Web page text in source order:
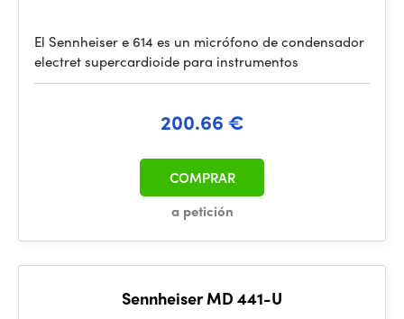
El Sennheiser e 614 es un micrófono de condensador
electret supercardioide para instrumentos
200.66 €
a petición
COMPRAR
Sennheiser MD 441-U